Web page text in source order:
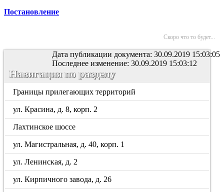
Постановление
Скоро что то будет...
Дата публикации документа: 30.09.2019 15:03:05
Последнее изменение: 30.09.2019 15:03:12
Навигация по разделу
Границы прилегающих территорий
ул. Красина, д. 8, корп. 2
Лахтинское шоссе
ул. Магистральная, д. 40, корп. 1
ул. Ленинская, д. 2
ул. Кирпичного завода, д. 26